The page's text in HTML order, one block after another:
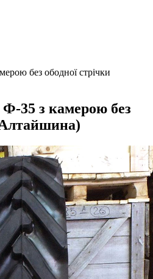
без ободної стрічки
35 з камерою без